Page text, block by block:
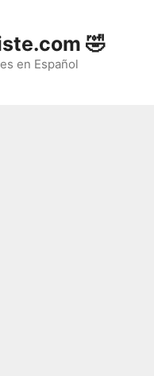
🤣
en Español